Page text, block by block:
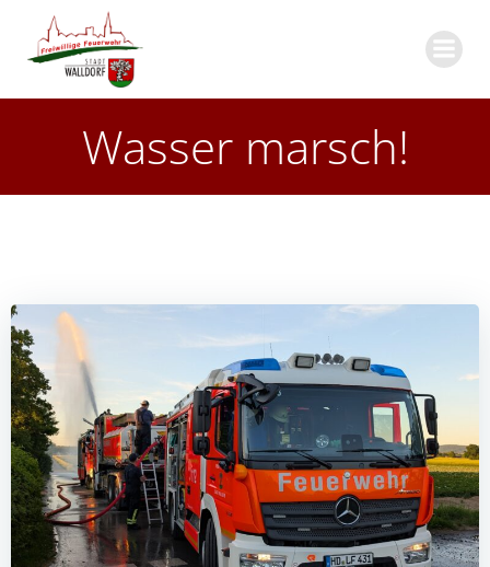
Wasser marsch!